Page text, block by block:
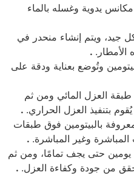
يدوية وغسله بالماء
جيد، ويتم إنشاء منحدر في
الأمطار. .
وتُوضع بعناية ودقة على
طبقة العزل المائي ومن ثم
بتنفيذ العزل الحراري. .
بالبيتومين فوق طبقات
المباشرة وغير المباشرة. .
حتى يجف تمامًا، ومن ثم
من جودة وكفاءة العزل. .